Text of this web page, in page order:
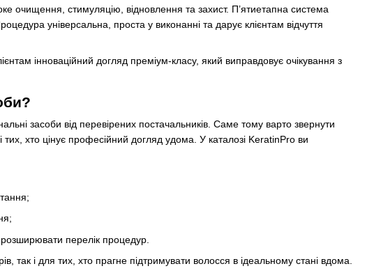
очищення, стимуляцію, відновлення та захист. П’ятиетапна система
універсальна, проста у виконанні та дарує клієнтам відчуття
інноваційний догляд преміум-класу, який виправдовує очікування з
засоби від перевірених постачальників. Саме тому варто звернути
хто цінує професійний догляд удома. У каталозі KeratinPro ви
перелік процедур.
і для тих, хто прагне підтримувати волосся в ідеальному стані вдома.